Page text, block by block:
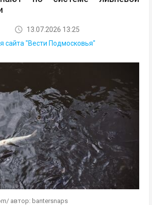
13.07.2026 13:25
сайта "Вести Подмосковья"
автор: bantersnaps